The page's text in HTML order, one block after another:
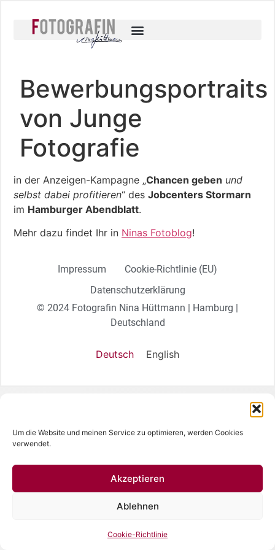
Um die Website und meinen Service zu optimieren, werden Cookies
verwendet.
Akzeptieren
Ablehnen
Cookie-Richtlinie
Bewerbungsportraits
von Junge
Fotografie
in der Anzeigen-Kampagne „Chancen geben und
selbst dabei profitieren“ des Jobcenters Stormarn
im Hamburger Abendblatt.
Mehr dazu findet Ihr in Ninas Fotoblog!
Impressum
Cookie-Richtlinie (EU)
Datenschutzerklärung
© 2024 Fotografin Nina Hüttmann | Hamburg |
Deutschland
Deutsch English